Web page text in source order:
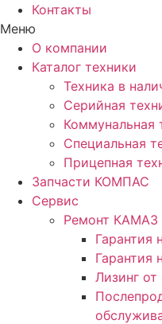
Контакты
Меню
О компании
Каталог техники
Техника в
Серийная
Коммунальная
Специальная
Прицепная
Запчасти КОМПАС
Сервис
Ремонт КАМАЗ
Гарантия
Гарантия
Лизинг от